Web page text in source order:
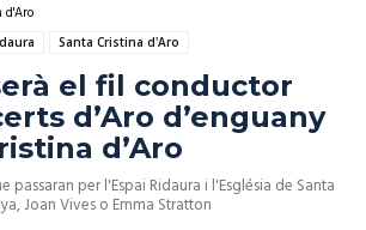
d'Aro
Santa Cristina d'Aro
el fil conductor
d’Aro d’enguany
d’Aro
passaran per l'Espai Ridaura i l'Església de Santa
Joan Vives o Emma Stratton